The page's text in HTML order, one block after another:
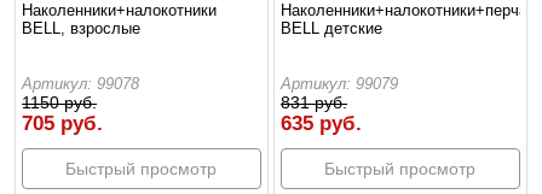
Наколенники+налокотники
BELL, взрослые
Артикул: 99078
1150 руб.
705 руб.
Быстрый просмотр
BELL детские
Артикул: 99079
831 руб.
635 руб.
Быстрый просмотр